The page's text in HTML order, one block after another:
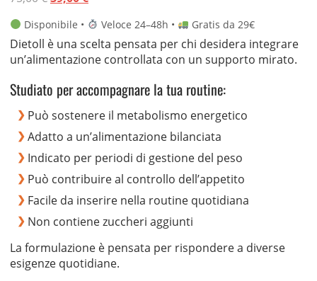
base di
originale
era:
75,00 €.
attuale
è:
39,00 €.
Disponibile • Veloce 24–48h • Gratis da 29€
Dietoll è una scelta pensata per chi desidera integrare
un’alimentazione controllata con un supporto mirato.
Studiato per accompagnare la tua routine:
Può sostenere il metabolismo energetico
Adatto a un’alimentazione bilanciata
Indicato per periodi di gestione del peso
Può contribuire al controllo dell’appetito
Facile da inserire nella routine quotidiana
Non contiene zuccheri aggiunti
La formulazione è pensata per rispondere a diverse
esigenze quotidiane.